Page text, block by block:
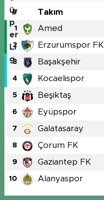
# Takım
1 Amed
2 Erzurumspor FK
3 Başakşehir
4 Kocaelispor
5 Beşiktaş
6 Eyüpspor
7 Galatasaray
8 Çorum FK
9 Gaziantep FK
10 Alanyaspor